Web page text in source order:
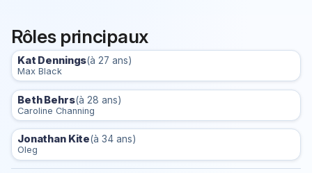
Rôles principaux
Kat Dennings(à 27 ans)
Max Black
Beth Behrs(à 28 ans)
Caroline Channing
Jonathan Kite(à 34 ans)
Oleg